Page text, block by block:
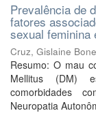
Prevalência de
fatores
sexual feminina
Cruz, Gislaine
Resumo: O mau
Mellitus (DM)
comorbidades
Neuropatia